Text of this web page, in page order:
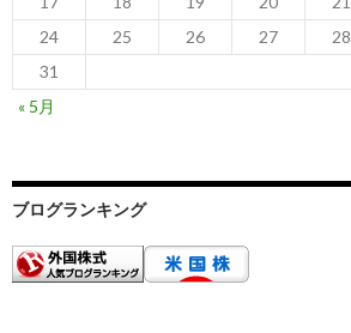
24
25 26 27 28
31
« 5月
ブログランキング